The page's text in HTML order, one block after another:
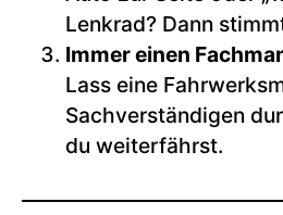
Lenkrad? Dann
Immer einen
Lass eine
Sachverständigen
du weiterfährst.